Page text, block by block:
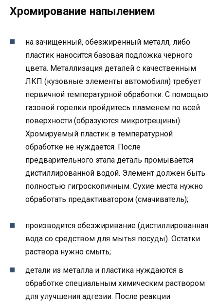
Хромирование напылением
на зачищенный, обезжиренный металл, либо
пластик наносится базовая подложка черного
цвета. Металлизация деталей с качественным
ЛКП (кузовные элементы автомобиля) требует
первичной температурной обработки. С помощью
газовой горелки пройдитесь пламенем по всей
поверхности (образуются микротрещины).
Хромируемый пластик в температурной
обработке не нуждается. После
предварительного этапа деталь промывается
дистиллированной водой. Элемент должен быть
полностью гигроскопичным. Сухие места нужно
обработать предактиватором (смачиватель);
производится обезжиривание (дистиллированная
вода со средством для мытья посуды). Остатки
раствора нужно смыть;
детали из металла и пластика нуждаются в
обработке специальным химическим раствором
для улучшения адгезии. После реакции